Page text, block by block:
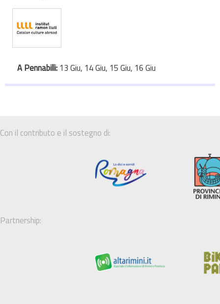
A Pennabilli: 13 Giu, 14 Giu, 15 Giu, 16 Giu
Con il contributo e il sostegno di:
Partnership: